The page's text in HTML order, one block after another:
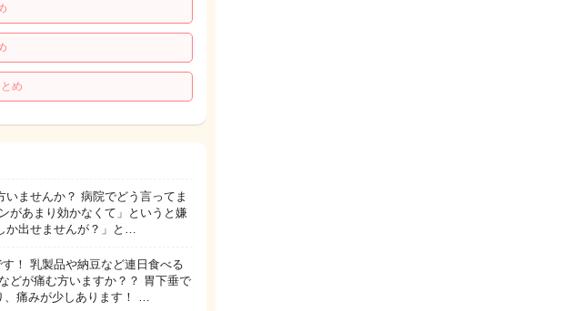
め
ませんか？ 病院でどう言ってま
があまり効かなくて」というと嫌
か出せませんが？」と…
！ 乳製品や納豆など連日食べる
どが痛む方いますか？？ 胃下垂で
、痛みが少しあります！ …